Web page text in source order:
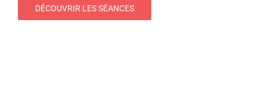
DÉCOUVRIR LES SÉANCES